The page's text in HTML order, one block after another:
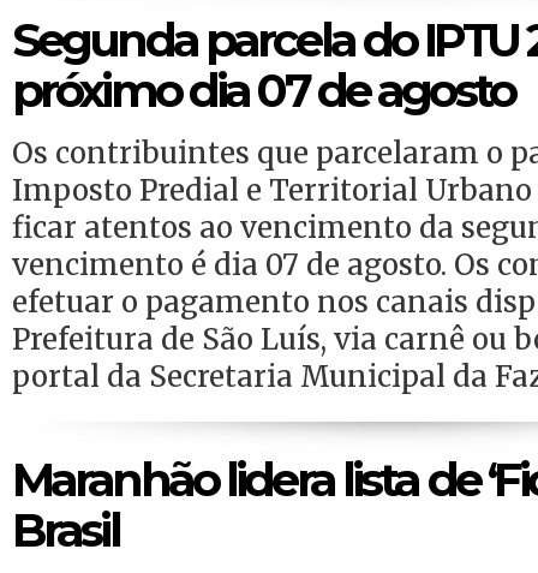
Segunda parcela do IPTU
próximo dia 07 de agosto
Os contribuintes que parcelaram o
Imposto Predial e Territorial Urbano
ficar atentos ao vencimento da
vencimento é dia 07 de agosto. Os
efetuar o pagamento nos canais
Prefeitura de São Luís, via carnê ou
portal da Secretaria Municipal da
Maranhão lidera lista de
Brasil